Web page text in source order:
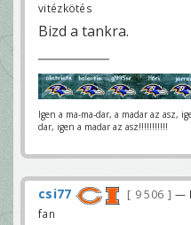
vitézkötés
Bizd a tankra.
Igen a ma-ma-dar, a madar az asz,
dar, igen a madar az asz!!!!!!!!!!!
csi77 9 506
—
fan